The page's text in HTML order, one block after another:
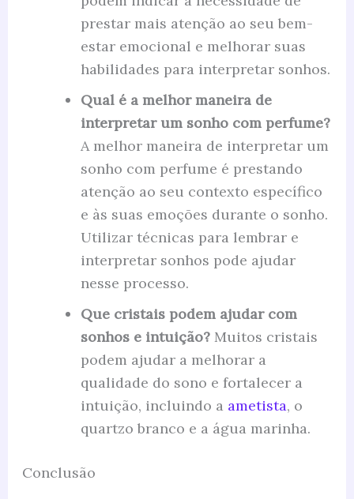
prestar mais atenção ao seu bem-
estar emocional e melhorar suas
habilidades para interpretar sonhos.
Qual é a melhor maneira de
interpretar um sonho com perfume?
A melhor maneira de interpretar um
sonho com perfume é prestando
atenção ao seu contexto específico
e às suas emoções durante o sonho.
Utilizar técnicas para lembrar e
interpretar sonhos pode ajudar
nesse processo.
Que cristais podem ajudar com
sonhos e intuição?Muitos cristais
podem ajudar a melhorar a
qualidade do sono e fortalecer a
intuição, incluindo a ametista, o
quartzo branco e a água marinha.
Conclusão